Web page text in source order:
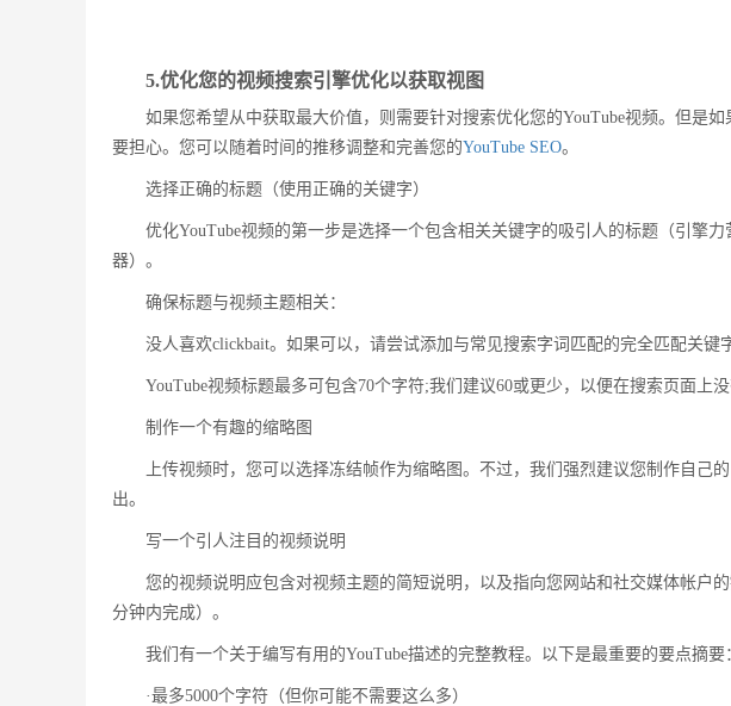
5.优化您的视频搜索引擎优化以获取视图
如果您希望从中获取最大价值，则需要针对搜索优化您的YouTube视频。但是
要担心。您可以随着时间的推移调整和完善您的YouTube SEO。
选择正确的标题（使用正确的关键字）
优化YouTube视频的第一步是选择一个包含相关关键字的吸引人的标题（引擎力
器）。
确保标题与视频主题相关：
没人喜欢clickbait。如果可以，请尝试添加与常见搜索字词匹配的完全匹配关键
YouTube视频标题最多可包含70个字符;我们建议60或更少，以便在搜索页面上没
制作一个有趣的缩略图
上传视频时，您可以选择冻结帧作为缩略图。不过，我们强烈建议您制作自己
出。
写一个引人注目的视频说明
您的视频说明应包含对视频主题的简短说明，以及指向您网站和社交媒体帐户
分钟内完成）。
我们有一个关于编写有用的YouTube描述的完整教程。以下是最重要的要点摘要
·最多5000个字符（但你可能不需要这么多）